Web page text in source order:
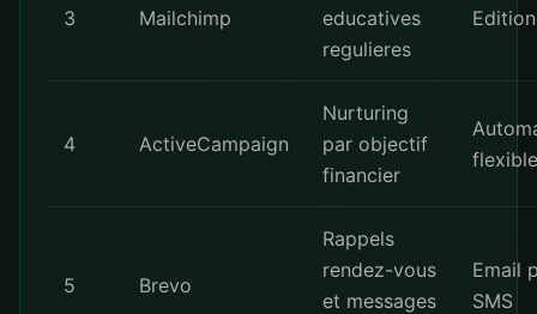
3 Mailchimp
educatives
regulieres
4 ActiveCampaign
Nurturing
par objectif
financier
flexible
5 Brevo
Rappels
rendez-vous
et messages
Email
SMS